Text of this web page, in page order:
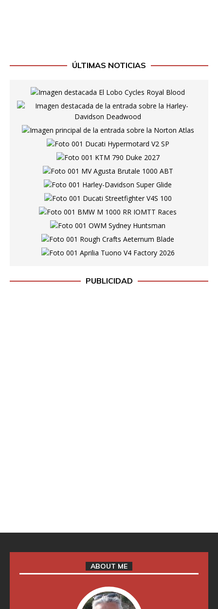
ÚLTIMAS NOTICIAS
PUBLICIDAD
ABOUT ME